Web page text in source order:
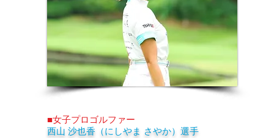
■女子プロゴルファー
西山 沙也香（にしやま さやか）選手